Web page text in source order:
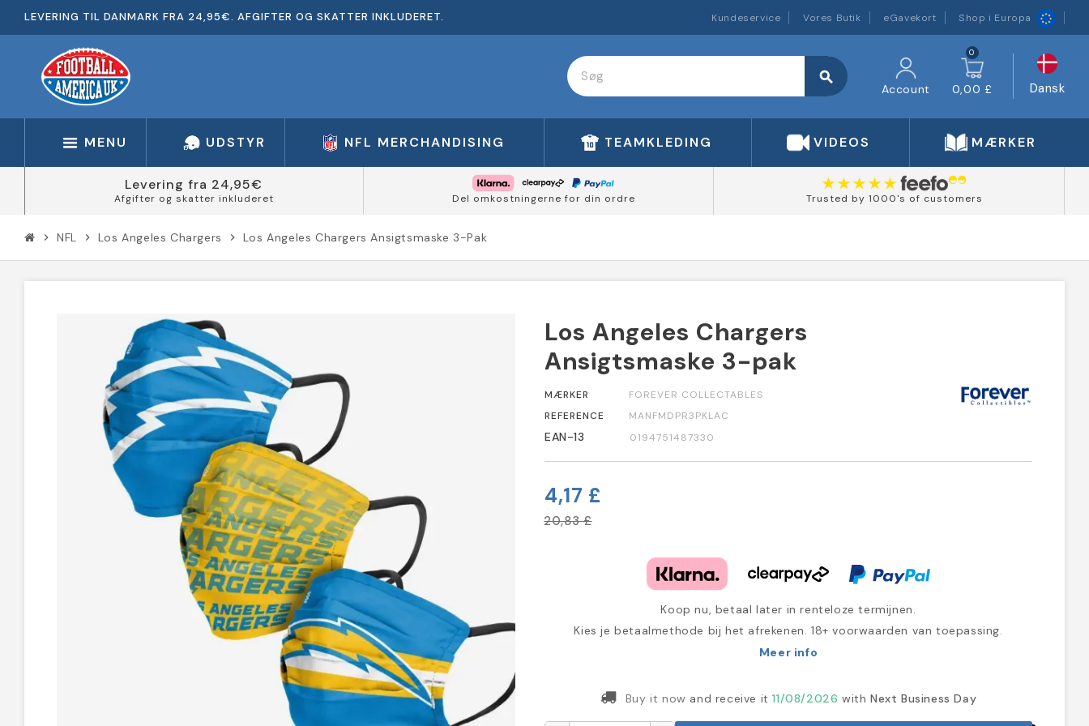
LEVERING TIL DANMARK FRA 24,95€. AFGIFTER OG SKATTER INKLUDERET. Kundeservice Vores Butik eGavekort Shop i Europa
search
Account
0
0,00 £ Dansk
MENU UDSTYR NFL MERCHANDISING TEAMKLEDING VIDEOS MÆRKER
Levering fra 24,95€
Afgifter og skatter inkluderet Del omkostningerne for din ordre Trusted by 1000's of customers
chevron_right NFL chevron_right Los Angeles Chargers chevron_right Los Angeles Chargers Ansigtsmaske 3-Pak
Los Angeles Chargers
Ansigtsmaske 3-pak
MÆRKER
FOREVER COLLECTABLES
REFERENCE
MANFMDPR3PKLAC
EAN-13 0194751487330
4,17 £
20,83 £
Koop nu, betaal later in renteloze termijnen.
Kies je betaalmethode bij het afrekenen. 18+ voorwaarden van toepassing.
Meer info
Buy it now and receive it11/08/2026 withNext Business Day